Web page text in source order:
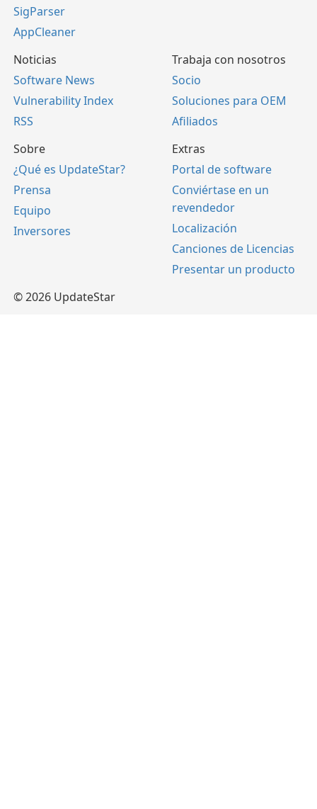
SigParser
AppCleaner
Noticias
Software News
Vulnerability Index
RSS
Trabaja con nosotros
Socio
Soluciones para OEM
Afiliados
Sobre
¿Qué es UpdateStar?
Prensa
Equipo
Inversores
Extras
Portal de software
Conviértase en un
revendedor
Localización
Canciones de Licencias
Presentar un producto
© 2026 UpdateStar